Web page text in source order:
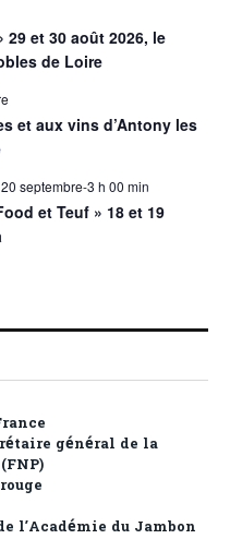
et 30 août 2026, le
de Loire
et aux vins d’Antony les
20 septembre-3 h 00 min
et Teuf » 18 et 19
général de la
l’Académie du Jambon